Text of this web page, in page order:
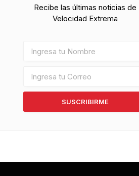
Recibe las últimas noticias de
Velocidad Extrema
SUSCRIBIRME